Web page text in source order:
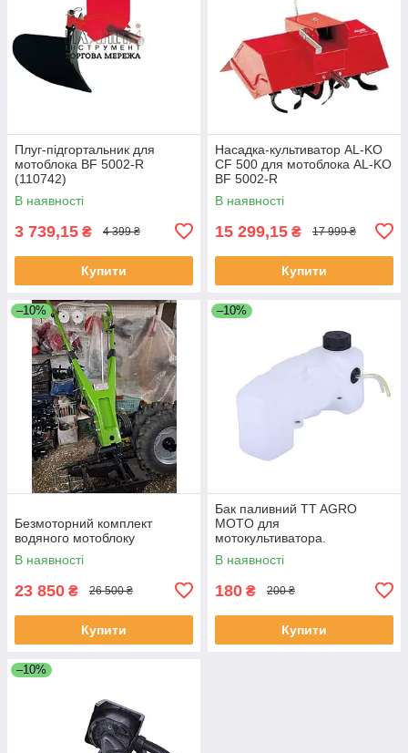
Плуг-підгортальник для
мотоблока BF 5002-R
(110742)
В наявності
3 739,15 ₴ 4 399 ₴
Купити
Насадка-культиватор AL-KO
CF 500 для мотоблока AL-KO
BF 5002-R
В наявності
15 299,15 ₴ 17 999 ₴
Купити
–10%
Безмоторний комплект
водяного мотоблоку
В наявності
23 850 ₴ 26 500 ₴
Купити
–10%
Бак паливний TT AGRO
MOTO для
мотокультиватора.
В наявності
180 ₴ 200 ₴
Купити
–10%